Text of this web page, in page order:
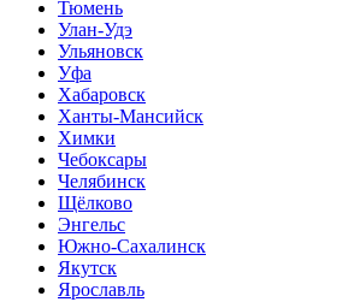
Тюмень
Улан-Удэ
Ульяновск
Уфа
Хабаровск
Ханты-Мансийск
Химки
Чебоксары
Челябинск
Щёлково
Энгельс
Южно-Сахалинск
Якутск
Ярославль